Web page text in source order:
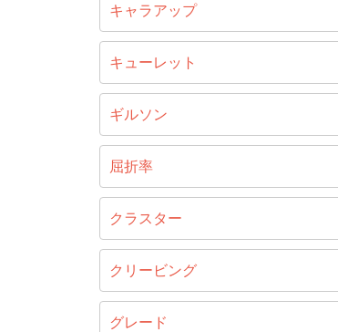
キャラアップ
キューレット
ギルソン
屈折率
クラスター
クリービング
グレード